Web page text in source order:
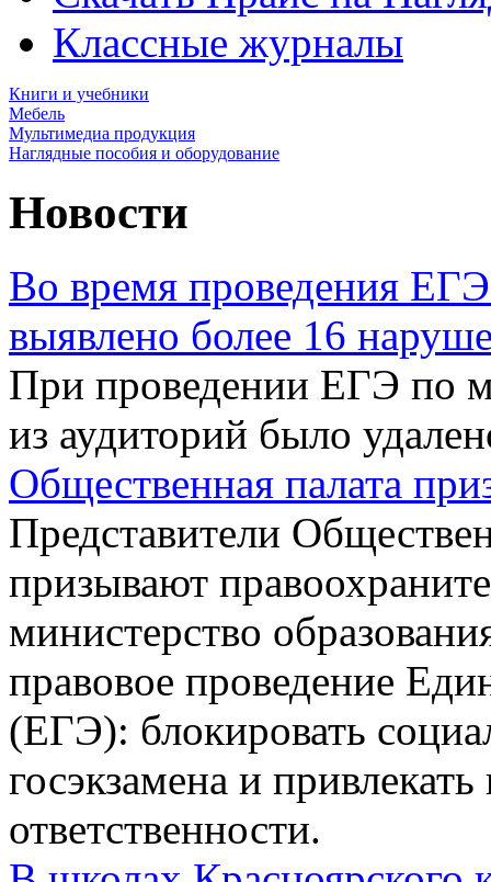
Классные журналы
Книги и учебники
Мебель
Мультимедиа продукция
Наглядные пособия и оборудование
Новости
Во время проведения
выявлено более 16
При проведении ЕГЭ по
из аудиторий было
Общественная палата
Представители
призывают
министерство
правовое проведение
(ЕГЭ): блокировать
госэкзамена и
ответственности.